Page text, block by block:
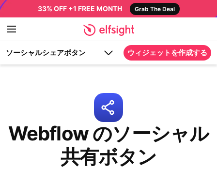
33% OFF +1 FREE MONTH Grab The Deal
ソーシャルシェアボタン ウィジェットを作成する
Webflow のソーシャル
共有ボタン